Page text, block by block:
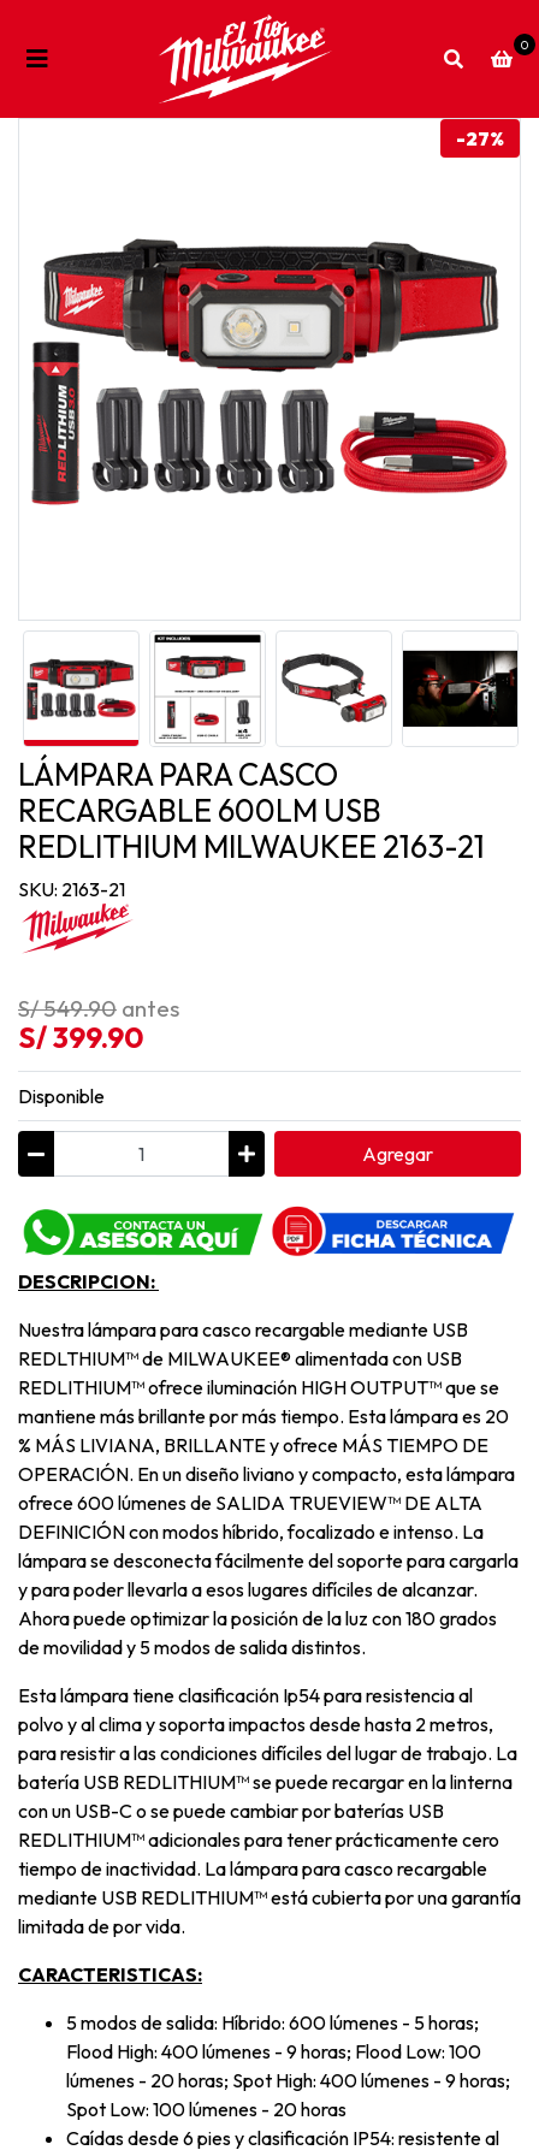
0
-27%
LÁMPARA PARA CASCO
RECARGABLE 600LM USB
REDLITHIUM MILWAUKEE 2163-21
SKU: 2163-21
S/ 549.90 antes
S/ 399.90
Disponible
Agregar
DESCRIPCION:
Nuestra lámpara para casco recargable mediante USB
REDLTHIUM™ de MILWAUKEE® alimentada con USB
REDLITHIUM™ ofrece iluminación HIGH OUTPUT™ que se
mantiene más brillante por más tiempo. Esta lámpara es 20
% MÁS LIVIANA, BRILLANTE y ofrece MÁS TIEMPO DE
OPERACIÓN. En un diseño liviano y compacto, esta lámpara
ofrece 600 lúmenes de SALIDA TRUEVIEW™ DE ALTA
DEFINICIÓN con modos híbrido, focalizado e intenso. La
lámpara se desconecta fácilmente del soporte para cargarla
y para poder llevarla a esos lugares difíciles de alcanzar.
Ahora puede optimizar la posición de la luz con 180 grados
de movilidad y 5 modos de salida distintos.
Esta lámpara tiene clasificación Ip54 para resistencia al
polvo y al clima y soporta impactos desde hasta 2 metros,
para resistir a las condiciones difíciles del lugar de trabajo. La
batería USB REDLITHIUM™ se puede recargar en la linterna
con un USB-C o se puede cambiar por baterías USB
REDLITHIUM™ adicionales para tener prácticamente cero
tiempo de inactividad. La lámpara para casco recargable
mediante USB REDLITHIUM™ está cubierta por una garantía
limitada de por vida.
CARACTERISTICAS:
5 modos de salida: Híbrido: 600 lúmenes - 5 horas;
Flood High: 400 lúmenes - 9 horas; Flood Low: 100
lúmenes - 20 horas; Spot High: 400 lúmenes - 9 horas;
Spot Low: 100 lúmenes - 20 horas
Caídas desde 6 pies y clasificación IP54: resistente al